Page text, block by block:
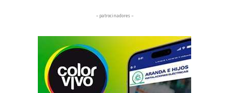
– patrocinadores –